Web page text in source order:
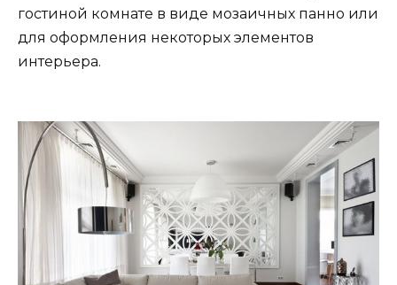
гостиной комнате в виде мозаичных панно или
для оформления некоторых элементов
интерьера.